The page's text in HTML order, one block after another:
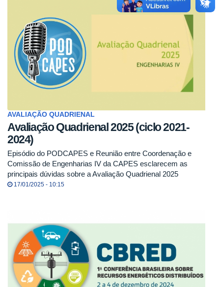
AVALIAÇÃO QUADRIENAL
Avaliação Quadrienal 2025 (ciclo 2021-
2024)
Episódio do PODCAPES e Reunião entre Coordenação e
Comissão de Engenharias IV da CAPES esclarecem as
principais dúvidas sobre a Avaliação Quadrienal 2025
17/01/2025 - 10:15